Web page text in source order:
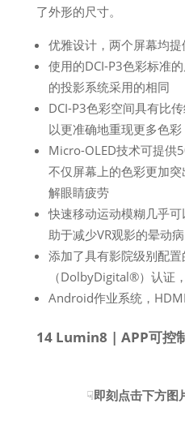
了外形的尺寸。
优雅设计，两个屏幕均
使用的DCI-P3色彩标准
的投影系统采用的相同
DCI-P3色彩空间具有比
以更准确地重现更多色彩
Micro-OLED技术可提供
不仅屏幕上的色彩更加
解眼睛疲劳
快速移动运动模糊几乎
助于减少VR观影的晕动病
添加了具有影院级别配
（DolbyDigital®）认证
Android作业系统，
14 Lumin8 | APP可控
☟即刻点击下方图